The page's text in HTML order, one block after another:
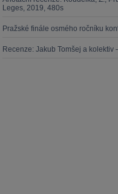
Leges, 2019, 480s
Pražské finále osmého ročníku
Recenze: Jakub Tomšej a